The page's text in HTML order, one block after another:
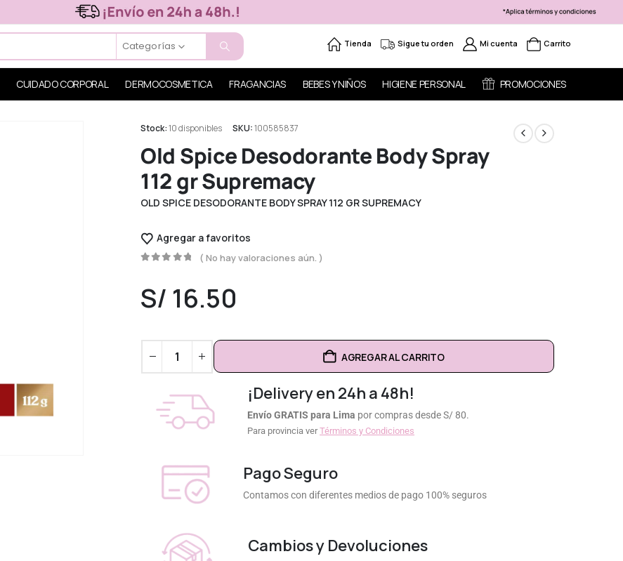
Categorías Tienda Sigue tu orden Mi cuenta Carrito
CUIDADO CORPORAL DERMOCOSMETICA FRAGANCIAS BEBES Y NIÑOS HIGIENE PERSONAL PROMOCIONES
Stock:10 disponibles SKU:100585837
Old Spice Desodorante Body Spray
112 gr Supremacy
OLD SPICE DESODORANTE BODY SPRAY 112 GR SUPREMACY
Agregar a favoritos
( No hay valoraciones aún. )
S/ 16.50
AGREGAR AL CARRITO
¡Delivery en 24h a 48h!
Envío GRATIS para Lima por compras desde S/ 80.
Para provincia verTérminos y Condiciones
Pago Seguro
Contamos con diferentes medios de pago 100% seguros
Cambios y Devoluciones